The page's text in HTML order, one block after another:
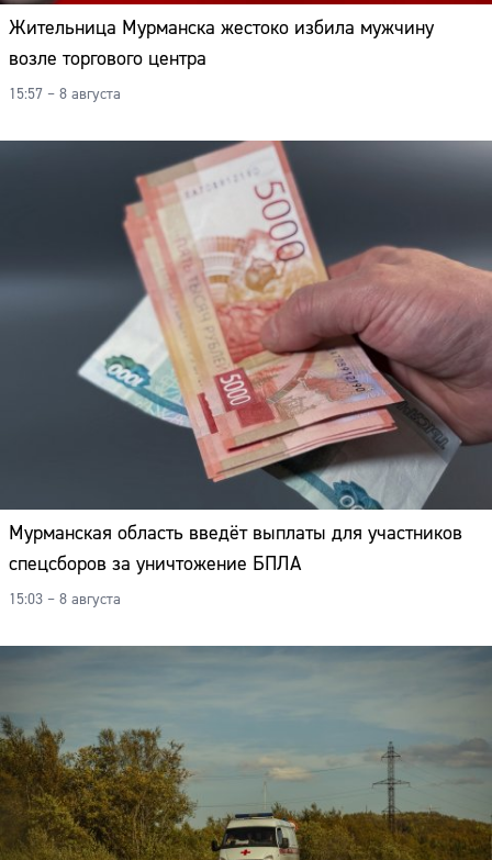
Жительница Мурманска жестоко избила мужчину
возле торгового центра
15:57 – 8 августа
Мурманская область введёт выплаты для участников
спецсборов за уничтожение БПЛА
15:03 – 8 августа
Телефон: